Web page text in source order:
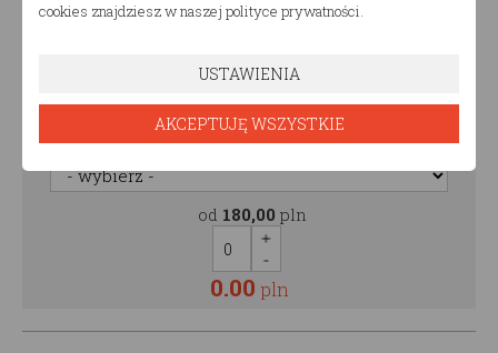
Malowanie półki
Malowanie półki
od 180,00 pln
0.00 pln
cookies znajdziesz w naszej polityce prywatności.
USTAWIENIA
AKCEPTUJĘ WSZYSTKIE